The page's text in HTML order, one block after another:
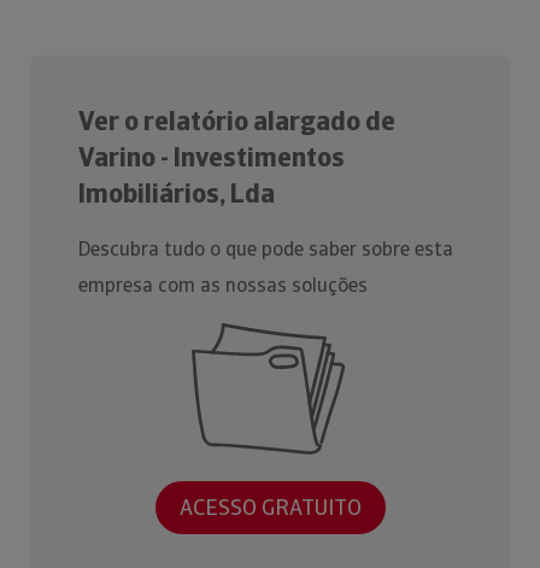
Ver o relatório alargado de
Varino - Investimentos
Imobiliários, Lda
Descubra tudo o que pode saber sobre esta
empresa com as nossas soluções
ACESSO GRATUITO